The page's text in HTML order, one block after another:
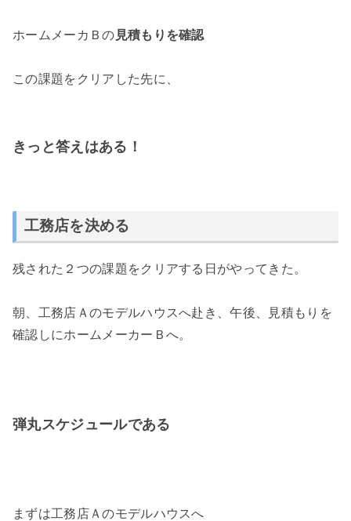
ホームメーカＢの 見積もりを確認
この課題をクリアした先に、
きっと答えはある！
工務店を決める
残された２つの課題をクリアする日がやってきた。
朝、工務店Ａのモデルハウスへ赴き、午後、見積もりを
確認しにホームメーカーＢへ。
弾丸スケジュールである
まずは工務店Ａのモデルハウスへ